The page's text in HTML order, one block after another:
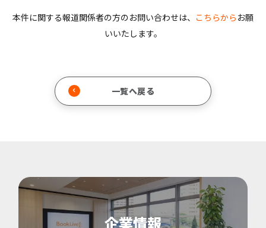
本件に関する報道関係者の方のお問い合わせは、 こちらから お願
いいたします。
一覧へ戻る
企業情報